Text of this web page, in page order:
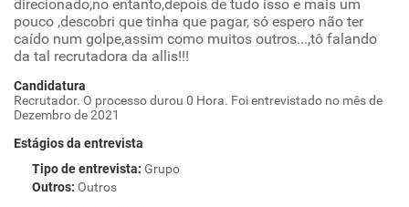
direcionado,no entanto,depois de tudo isso e mais um
pouco ,descobri que tinha que pagar, só espero não ter
caído num golpe,assim como muitos outros...,tô falando
da tal recrutadora da allis!!!
Candidatura
Recrutador. O processo durou 0 Hora. Foi entrevistado no mês de
Dezembro de 2021
Estágios da entrevista
Tipo de entrevista: Grupo
Outros: Outros